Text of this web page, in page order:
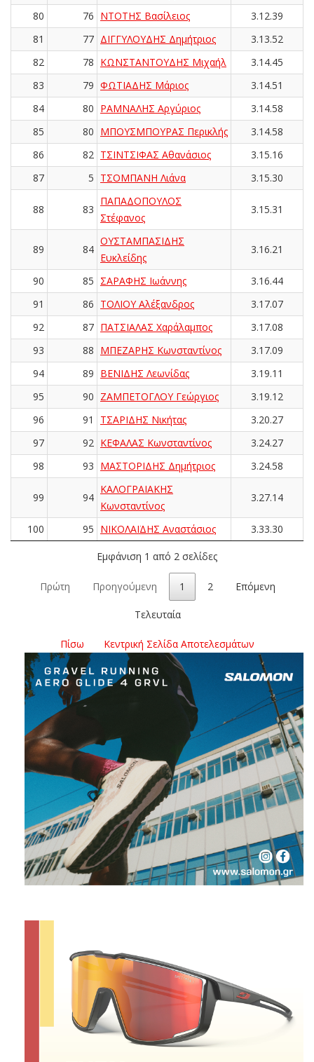
80
76 ΝΤΟΤΗΣ Βασίλειος
3.12.39
81
77 ΔΙΓΓΥΛΟΥΔΗΣ Δημήτριος
3.13.52
82
78 ΚΩΝΣΤΑΝΤΟΥΔΗΣ Μιχαήλ
3.14.45
83
79 ΦΩΤΙΑΔΗΣ Μάριος
3.14.51
84
80 ΡΑΜΝΑΛΗΣ Αργύριος
3.14.58
85
80 ΜΠΟΥΣΜΠΟΥΡΑΣ Περικλής
3.14.58
86
82 ΤΣΙΝΤΣΙΦΑΣ Αθανάσιος
3.15.16
87
5 ΤΣΟΜΠΑΝΗ Λιάνα 3.15.30
88 83
ΠΑΠΑΔΟΠΟΥΛΟΣ
Στέφανος
3.15.31
89 84
ΟΥΣΤΑΜΠΑΣΙΔΗΣ
Ευκλείδης
3.16.21
90 85 ΣΑΡΑΦΗΣ Ιωάννης
3.16.44
91
86 ΤΟΛΙΟΥ Αλέξανδρος
3.17.07
92
87 ΠΑΤΣΙΑΛΑΣ Χαράλαμπος
3.17.08
93
88 ΜΠΕΖΑΡΗΣ Κωνσταντίνος
3.17.09
94
89 ΒΕΝΙΔΗΣ Λεωνίδας
3.19.11
95
90 ΖΑΜΠΕΤΟΓΛΟΥ Γεώργιος
3.19.12
96
91 ΤΣΑΡΙΔΗΣ Νικήτας
3.20.27
97
92 ΚΕΦΑΛΑΣ Κωνσταντίνος
3.24.27
98
93 ΜΑΣΤΟΡΙΔΗΣ Δημήτριος 3.24.58
99 94
ΚΑΛΟΓΡΑΙΑΚΗΣ
Κωνσταντίνος
3.27.14
100 95 ΝΙΚΟΛΑΪΔΗΣ Αναστάσιος 3.33.30
Εμφάνιση 1 από 2 σελίδες
Πρώτη Προηγούμενη 1 2 Επόμενη
Τελευταία
Πίσω Κεντρική Σελίδα Αποτελεσμάτων